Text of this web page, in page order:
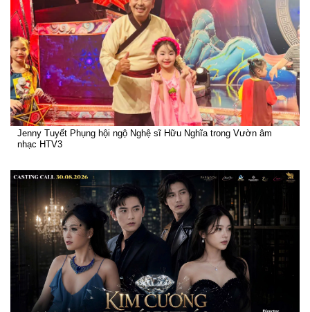
Jenny Tuyết Phụng hội ngộ Nghệ sĩ Hữu Nghĩa trong Vườn âm
nhạc HTV3